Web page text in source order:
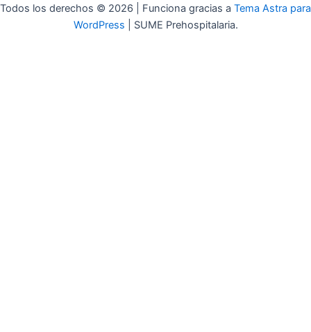
Todos los derechos © 2026 | Funciona gracias a Tema Astra para
WordPress | SUME Prehospitalaria.